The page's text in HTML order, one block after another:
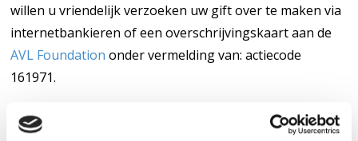
willen u vriendelijk verzoeken uw gift over te maken via
internetbankieren of een overschrijvingskaart aan de
AVL Foundation onder vermelding van: actiecode
161971.
Antoni van Leeuwenhoek Foundation